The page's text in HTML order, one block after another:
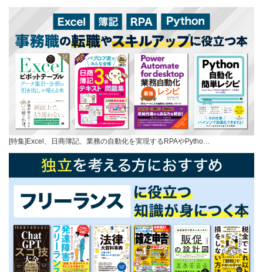
[特集]Excel、日商簿記、業務の自動化を実現するRPAやPytho…